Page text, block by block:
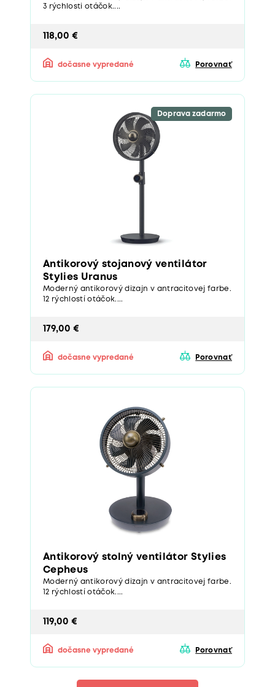
3 rýchlosti otáčok....
118,00 €
dočasne vypredané Porovnať
Doprava zadarmo
Antikorový stojanový ventilátor
Stylies Uranus
Moderný antikorový dizajn v antracitovej farbe.
12 rýchlostí otáčok....
179,00 €
dočasne vypredané Porovnať
Antikorový stolný ventilátor Stylies
Cepheus
Moderný antikorový dizajn v antracitovej farbe.
12 rýchlostí otáčok....
119,00 €
dočasne vypredané Porovnať